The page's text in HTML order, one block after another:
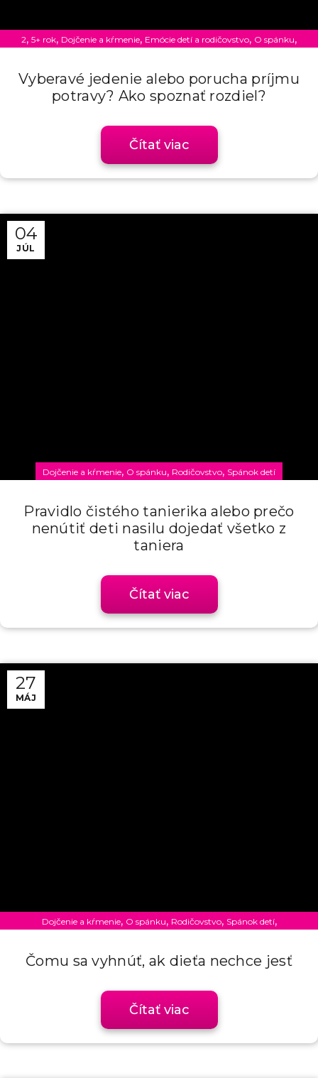
2, 5+ rok, Dojčenie a kŕmenie, Emócie detí a rodičovstvo, O spánku,
Vyberavé jedenie alebo porucha príjmu
potravy? Ako spoznať rozdiel?
Čítať viac
04
JÚL
Dojčenie a kŕmenie, O spánku, Rodičovstvo, Spánok detí
Pravidlo čistého tanierika alebo prečo
nenútiť deti nasilu dojedať všetko z
taniera
Čítať viac
27
MÁJ
Dojčenie a kŕmenie, O spánku, Rodičovstvo, Spánok detí,
Čomu sa vyhnúť, ak dieťa nechce jesť
Čítať viac